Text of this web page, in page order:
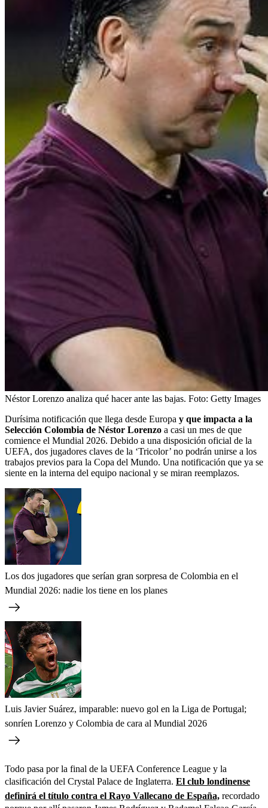
Néstor Lorenzo analiza qué hacer ante las bajas. Foto: Getty Images
Durísima notificación que llega desde Europa y que impacta a la
Selección Colombia de Néstor Lorenzo a casi un mes de que
comience el Mundial 2026. Debido a una disposición oficial de la
UEFA, dos jugadores claves de la ‘Tricolor’ no podrán unirse a los
trabajos previos para la Copa del Mundo. Una notificación que ya se
siente en la interna del equipo nacional y se miran reemplazos.
Los dos jugadores que serían gran sorpresa de Colombia en el
Mundial 2026: nadie los tiene en los planes
Luis Javier Suárez, imparable: nuevo gol en la Liga de Portugal;
sonríen Lorenzo y Colombia de cara al Mundial 2026
Todo pasa por la final de la UEFA Conference League y la
clasificación del Crystal Palace de Inglaterra. El club londinense
definirá el título contra el Rayo Vallecano de España, recordado